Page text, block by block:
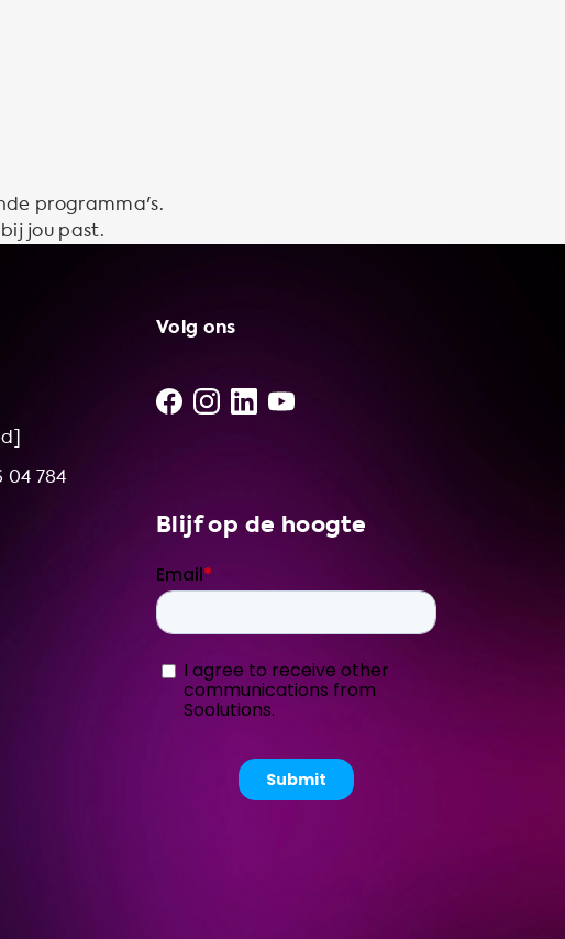
programma's.
jou past.
04 784
Volg ons
Blijf op de hoogte